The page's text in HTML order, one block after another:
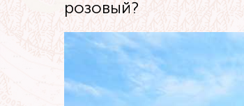
розовый?